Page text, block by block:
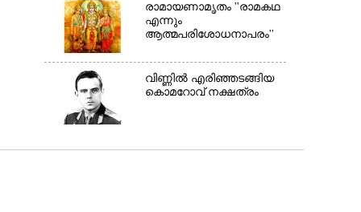
രാമായണാമൃതം ''രാമകഥ
എന്നും
ആത്മപരിശോധനാപരം''
വി​ണ്ണി​ൽ​ ​എ​രി​ഞ്ഞ​ട​ങ്ങിയ
കൊ​മ​റോ​വ് ​ന​ക്ഷ​ത്രം